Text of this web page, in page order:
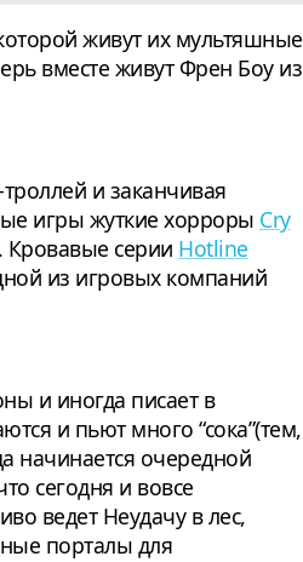
живут их мультяшные
вместе живут Френ Боу из
и заканчивая
игры жуткие хорроры Cry
Кровавые серии Hotline
из игровых компаний
и иногда писает в
и пьют много “сока”(тем,
начинается очередной
сегодня и вовсе
ведет Неудачу в лес,
порталы для